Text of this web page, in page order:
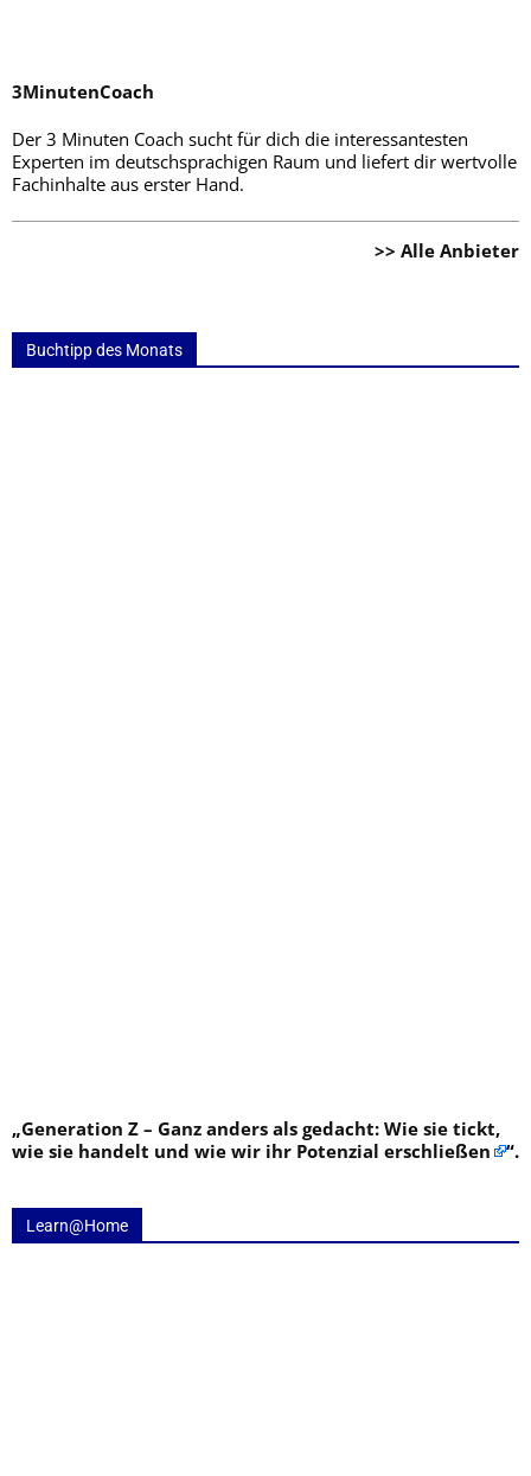
3MinutenCoach
Der 3 Minuten Coach sucht für dich die interessantesten
Experten im deutschsprachigen Raum und liefert dir wertvolle
Fachinhalte aus erster Hand.
>> Alle Anbieter
Buchtipp des Monats
„Generation Z – Ganz anders als gedacht: Wie sie tickt,
wie sie handelt und wie wir ihr Potenzial erschließen
“.
Learn@Home